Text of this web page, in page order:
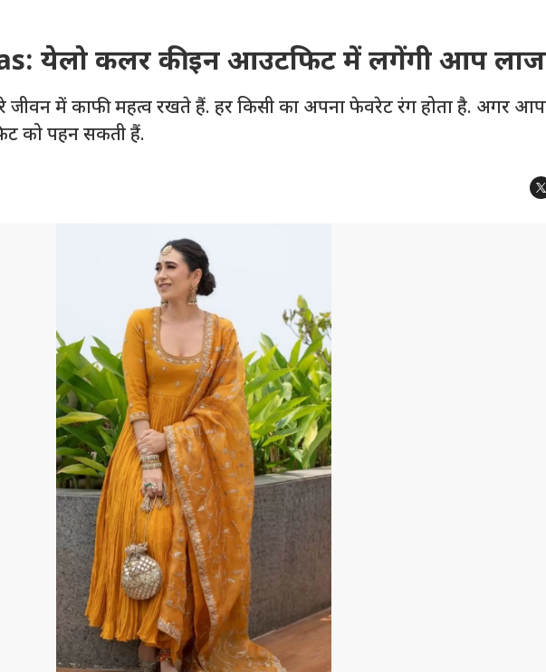
येलो कलर की इन आउटफिट में लगेंगी आप
में काफी महत्व रखते हैं. हर किसी का अपना फेवरेट रंग होता है. अगर
को पहन सकती हैं.